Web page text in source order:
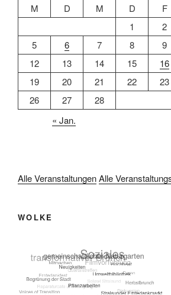
M
D M D F
1
2
5
6 7 8 9
12
13 14 15 16
19
20 21 22 23
26
27
28
« Jan.
Alle VeranstaltungenAlle
WOLKE